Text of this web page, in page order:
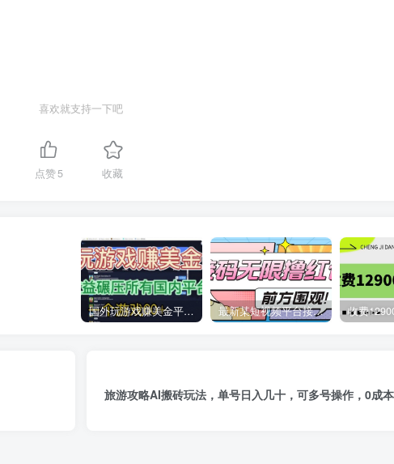
喜欢就支持一下吧
点赞5 收藏
国外玩游戏赚美金平台，一个游戏60+，收益碾压国内所有平台 最新某短视频平台接码看广告，无限撸1.3元项目【软件+详细操作教程】
旅游攻略AI搬砖玩法，单号日入几十，可多号操作，0成